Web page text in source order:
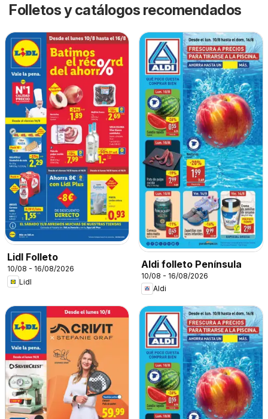
Folletos y catálogos recomendados
Lidl Folleto
10/08 - 16/08/2026
Lidl
Aldi folleto Península
10/08 - 16/08/2026
Aldi